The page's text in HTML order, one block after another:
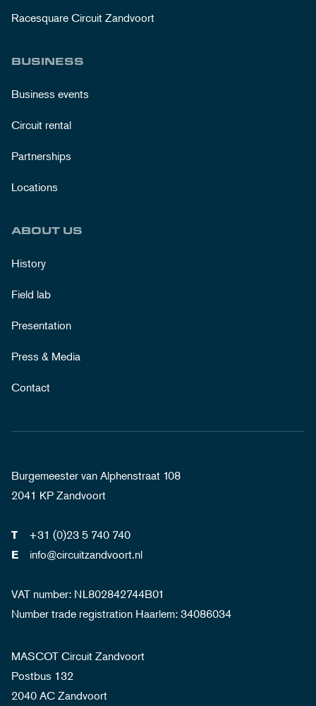
Racesquare Circuit Zandvoort
BUSINESS
Business events
Circuit rental
Partnerships
Locations
ABOUT US
History
Field lab
Presentation
Press & Media
Contact
Burgemeester van Alphenstraat 108
2041 KP Zandvoort
T +31 (0)23 5 740 740
E info@circuitzandvoort.nl
VAT number: NL802842744B01
Number trade registration Haarlem: 34086034
MASCOT Circuit Zandvoort
Postbus 132
2040 AC Zandvoort